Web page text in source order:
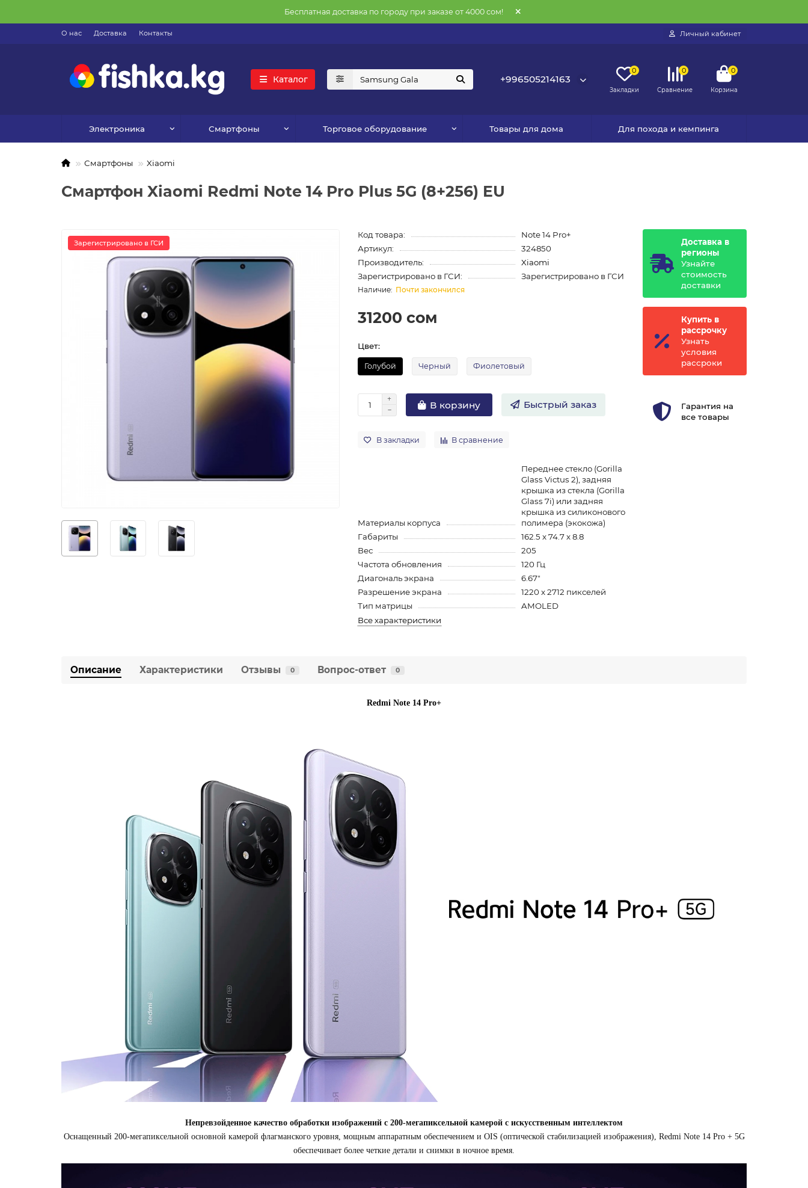
Бесплатная доставка по городу при заказе от 4000 сом!
О нас Доставка Контакты Личный кабинет
Каталог +996505214163
0
Закладки
0
Сравнение
0
Корзина
Электроника Смартфоны Торговое оборудование Товары для дома Для похода и кемпинга
Смартфоны Xiaomi
Смартфон Xiaomi Redmi Note 14 Pro Plus 5G (8+256) EU
Зарегистрировано в ГСИ
Код товара:
Note 14 Pro+
Артикул:
324850
Производитель:
Xiaomi
Зарегистрировано в ГСИ:
Зарегистрировано в ГСИ
Почти закончился
31200 сом
Цвет:
Голубой Черный Фиолетовый
В корзину Быстрый заказ
В закладки В сравнение
Материалы корпуса
Переднее стекло (Gorilla
Glass Victus 2), задняя
крышка из стекла (Gorilla
Glass 7i) или задняя
крышка из силиконового
полимера (экокожа)
Габариты
162.5 x 74.7 x 8.8
Вес
205
Частота обновления
120 Гц
Диагональ экрана
6.67"
Разрешение экрана
1220 x 2712 пикселей
Тип матрицы
AMOLED
Все характеристики
Доставка в
регионы
Узнайте
стоимость
доставки
Купить в
рассрочку
Узнать
условия
рассроки
Гарантия на
все товары
Описание Характеристики Отзывы 0 Вопрос-ответ 0
Redmi Note 14 Pro+
Непревзойденное качество обработки изображений с 200-мегапиксельной камерой с искусственным интеллектом
Оснащенный 200-мегапиксельной основной камерой флагманского уровня, мощным аппаратным обеспечением и OIS (оптической стабилизацией изображения), Redmi Note 14 Pro + 5G
обеспечивает более четкие детали и снимки в ночное время.